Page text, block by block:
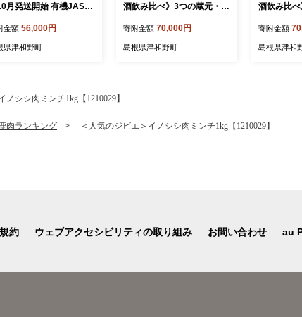
月発送開始 有機JAS認
ース全3回【4084513】
金額 56,000円
県津和野町
酒飲み比べ》3つの蔵元・ミ
発送)全6回【4084366】
寄附金額 70,000円
島根県津和野町
酒飲み比
発送)全6回
寄附金額
島根県津和
ノシシ肉ミンチ1kg【1210029】
肉ランキング ＜人気のジビエ＞イノシシ肉ミンチ1kg【1210029】
約 ウェブアクセシビリティの取り組み お問い合わせ au